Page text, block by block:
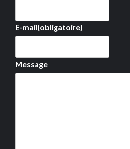
E-mail(obligatoire)
Message